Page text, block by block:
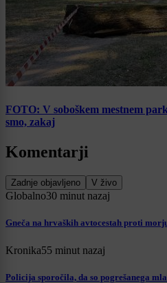
FOTO: V soboškem mestnem
smo, zakaj
Komentarji
Zadnje objavljeno V živo
Globalno30 minut nazaj
Gneča na hrvaških avtocestah proti
Kronika55 minut nazaj
Policija sporočila, da so pogrešanega